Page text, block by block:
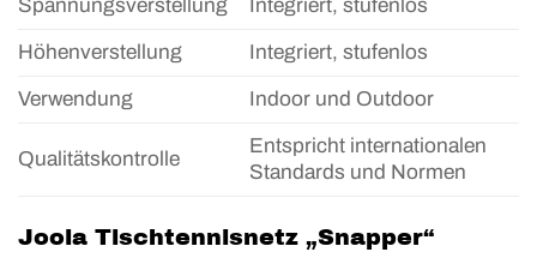
Spannungsverstellung Integriert, stufenlos
Höhenverstellung Integriert, stufenlos
Verwendung Indoor und Outdoor
Qualitätskontrolle
Entspricht internationalen
Standards und Normen
Joola Tischtennisnetz „Snapper“